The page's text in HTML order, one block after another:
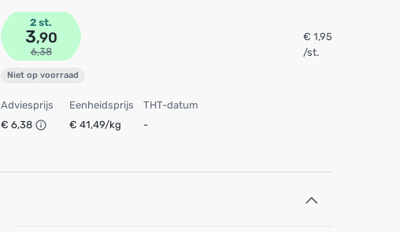
2 st.
3,90
6,38
€ 1,95
/st.
Niet op voorraad
Adviesprijs
€ 6,38
Eenheidsprijs
€ 41,49/kg
THT-datum
-